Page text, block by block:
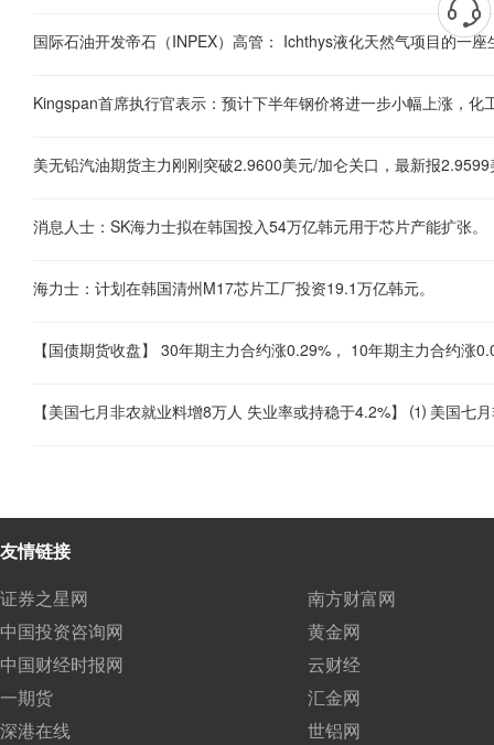
国际石油开发帝石（INPEX）高管： Ichthys液化天然气项目的一
Kingspan首席执行官表示：预计下半年钢价将进一步小幅上涨，化
美无铅汽油期货主力刚刚突破2.9600美元/加仑关口，最新报
消息人士：SK海力士拟在韩国投入54万亿韩元用于芯片产能扩张。
海力士：计划在韩国清州M17芯片工厂投资19.1万亿韩元。
【国债期货收盘】 30年期主力合约涨0.29%， 10年期主力合约
友情链接
证券之星网
南方财富网
中国投资咨询网
黄金网
中国财经时报网
云财经
一期货
汇金网
深港在线
世铝网